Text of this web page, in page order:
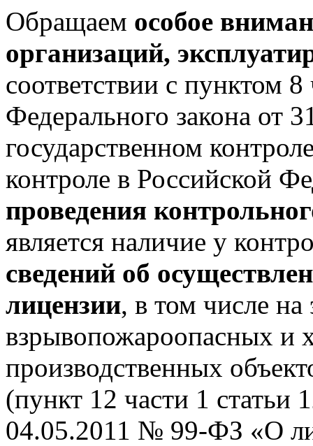
Обращаем особое
организаций,
соответствии с пунктом 8
Федерального закона
государственном
контроле в Российской
проведения
является наличие у
сведений об
лицензии, в том числе
взрывопожароопасных и
производственных
(пункт 12 части 1 статьи
04.05.2011 № 99-ФЗ «О